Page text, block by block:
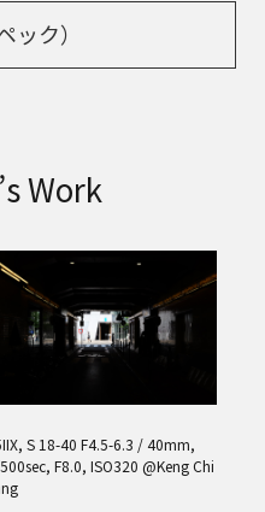
ック）
Work
S 18-40 F4.5-6.3 / 40mm,
F8.0, ISO320 @Keng Chi